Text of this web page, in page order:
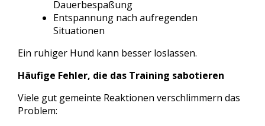
Dauerbespaßung
Entspannung nach aufregenden
Situationen
Ein ruhiger Hund kann besser loslassen.
Häufige Fehler, die das Training sabotieren
Viele gut gemeinte Reaktionen verschlimmern das
Problem: